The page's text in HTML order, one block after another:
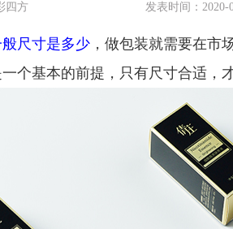
四方 发表时间： 2020-
尺寸是多少 ， 做包装就需要在市
个基本的前提，只有尺寸合适，